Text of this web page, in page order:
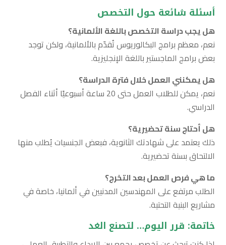
أسئلة شائعة حول التخصص
هل يجب دراسة التخصص باللغة الألمانية؟
نعم، معظم برامج البكالوريوس تُقدّم بالألمانية، ولكن توجد
بعض برامج الماجستير باللغة الإنجليزية.
هل يمكنني العمل خلال فترة الدراسة؟
نعم، يمكن للطلاب العمل حتى 20 ساعة أسبوعيًا أثناء الفصل
الدراسي.
هل أحتاج سنة تحضيرية؟
ذلك يعتمد على شهادتك الثانوية، فبعض الجنسيات يُطلب منها
الالتحاق بسنة تحضيرية.
ما هي فرص العمل بعد التخرج؟
الطلب مرتفع على المهندسين المدنيين في ألمانيا، خاصة في
مشاريع البنية التحتية.
خاتمة: قرر اليوم… لتصنع الغد